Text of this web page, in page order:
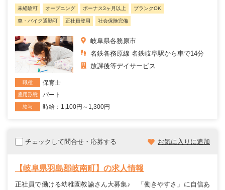
未経験可 オープニング ボーナス3ヶ月以上 ブランクOK
車・バイク通勤可 正社員登用 社会保険完備
岐阜県各務原市
名鉄各務原線 名鉄岐阜駅から車で14分
放課後等デイサービス
職種 保育士
雇用形態 パート
給与 時給：1,100円～1,300円
チェックして問合せ・応募する お気に入りに追加
【岐阜県羽島郡岐南町】の求人情報
正社員で働ける幼稚園教諭さん大募集♪ 「働きやすさ」に自信あ